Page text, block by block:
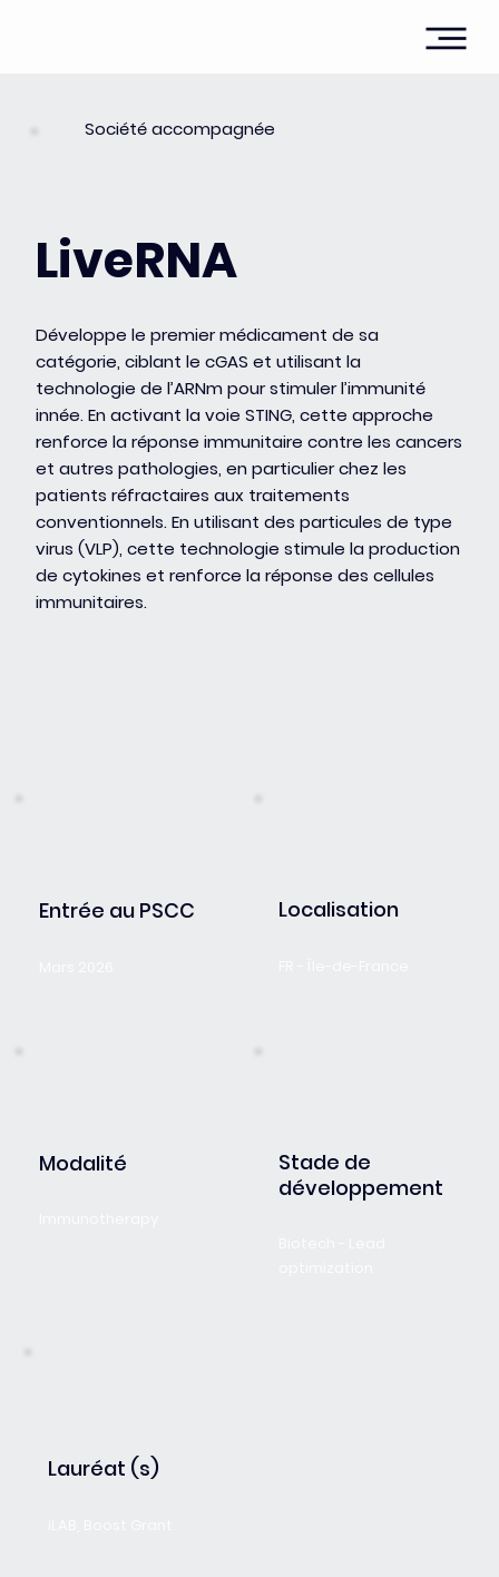
Société accompagnée
LiveRNA
Développe le premier médicament de sa
catégorie, ciblant le cGAS et utilisant la
technologie de l’ARNm pour stimuler l’immunité
innée. En activant la voie STING, cette approche
renforce la réponse immunitaire contre les cancers
et autres pathologies, en particulier chez les
patients réfractaires aux traitements
conventionnels. En utilisant des particules de type
virus (VLP), cette technologie stimule la production
de cytokines et renforce la réponse des cellules
immunitaires.
Entrée au PSCC Localisation
Modalité
Stade de
développement
Lauréat (s)